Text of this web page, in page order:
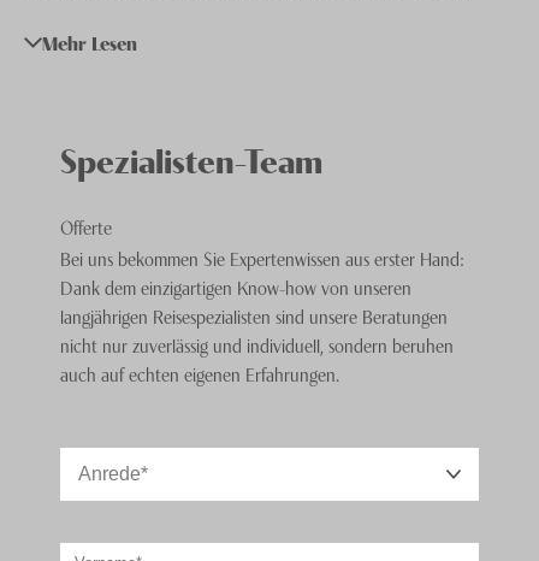
Land liegt auf einer durchschnittlichen Höhe von 1'800
Menschen haben sich nach diesem Bild geformt.
Das Gebirgsland hat eine Menge zu bieten, vor allem
auf einer geplanten undgeführten Reiseverpassen
die Reisenden garantiert keines der diversen
Highlights.
Mehr Lesen
Spezialisten-Team
Offerte
Bei uns bekommen Sie Expertenwissen aus erster Hand:
Dank dem einzigartigen Know-how von unseren
langjährigen Reisespezialisten sind unsere Beratungen
nicht nur zuverlässig und individuell, sondern beruhen
auch auf echten eigenen Erfahrungen.